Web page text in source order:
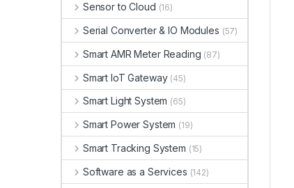
Sensor to Cloud (16)
Serial Converter & IO Modules (57)
Smart AMR Meter Reading (87)
Smart IoT Gateway (45)
Smart Light System (65)
Smart Power System (19)
Smart Tracking System (15)
Software as a Services (142)